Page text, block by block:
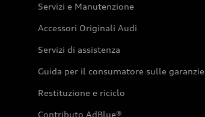
Servizi e Manutenzione
Accessori Originali Audi
Servizi di assistenza
Guida per il consumatore sulle garanzie
Restituzione e riciclo
Contributo AdBlue®